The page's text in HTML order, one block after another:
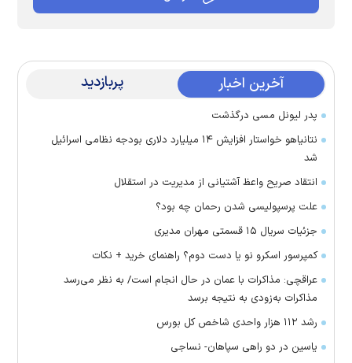
آخرین اخبار پربازدید
پدر لیونل مسی درگذشت
نتانیاهو خواستار افزایش ۱۴ میلیارد دلاری بودجه نظامی اسرائیل
شد
انتقاد صریح واعظ آشتیانی از مدیریت در استقلال
علت پرسپولیسی شدن رحمان چه بود؟
جزئیات سریال ۱۵ قسمتی مهران مدیری
کمپرسور اسکرو نو یا دست دوم؟ راهنمای خرید + نکات
عراقچی: مذاکرات با عمان در حال انجام است/ به نظر می‌رسد
مذاکرات به‌زودی به نتیجه برسد
رشد ۱۱۲ هزار واحدی شاخص کل بورس
یاسین در دو راهی سپاهان- نساجی